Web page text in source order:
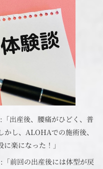
:「出産後、腰痛がひどく、普
し、ALOHAでの施術後、
楽になった！」
:「前回の出産後には体型が戻